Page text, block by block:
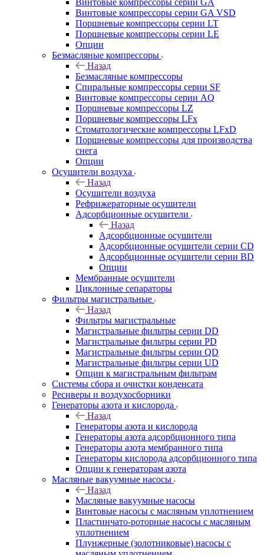
Винтовые компрессоры cерии GA
Винтовые компрессоры cерии GA VSD
Поршневые компрессоры серии LT
Поршневые компрессоры серии LE
Опции
Безмасляные компрессоры
Назад
Безмасляные компрессоры
Спиральные компрессоры серии SF
Винтовые компрессоры серии AQ
Поршневые компрессоры LZ
Поршневые компрессоры LFx
Стоматологические компрессоры LFxD
Поршневые компрессоры для производства
снега
Опции
Осушители воздуха
Назад
Осушители воздуха
Рефрижераторные осушители
Адсорбционные осушители
Назад
Адсорбционные осушители
Адсорбционные осушители серии CD
Адсорбционные осушители серии BD
Опции
Мембранные осушители
Циклонные сепараторы
Фильтры магистральные
Назад
Фильтры магистральные
Магистральные фильтры серии DD
Магистральные фильтры серии PD
Магистральные фильтры серии QD
Магистральные фильтры серии UD
Опции к магистральным фильтрам
Системы сбора и очистки конденсата
Ресиверы и воздухосборники
Генераторы азота и кислорода
Назад
Генераторы азота и кислорода
Генераторы азота адсорбционного типа
Генераторы азота мембранного типа
Генераторы кислорода адсорбционного типа
Опции к генераторам азота
Масляные вакуумные насосы
Назад
Масляные вакуумные насосы
Винтовые насосы с масляным уплотнением
Пластинчато-роторные насосы с масляным
уплотнением
Плунжерные (золотниковые) насосы с